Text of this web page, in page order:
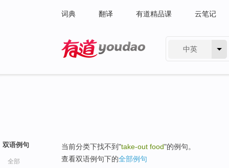
词典 翻译 有道精品课 云笔记
中英
双语例句
全部
当前分类下找不到"take-out food"的例句。
查看双语例句下的全部例句